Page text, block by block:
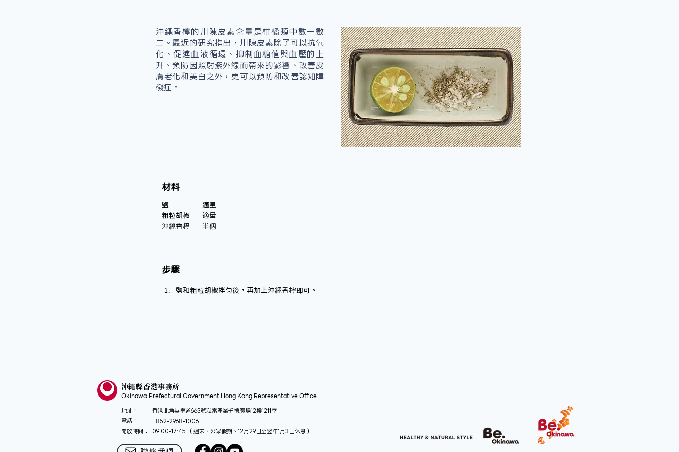
沖繩香檸的川陳皮素含量是柑橘類中數一數
二。最近的研究指出，川陳皮素除了可以抗氧
化、促進血液循環、抑制血糖值與血壓的上
升、預防因照射紫外線而帶來的影響、改善皮
膚老化和美白之外，更可以預防和改善認知障
礙症。
材料
鹽		適量
粗粒胡椒	適量
沖繩香檸	半個
步驟
鹽和粗粒胡椒拌勻後，再加上沖繩香檸即可。
沖繩縣香港事務所
Okinawa Prefectural Government Hong Kong Representative Office​
地址：
電話：
開放時間：
香港北角英皇道663號泓富產業千禧廣場12樓1211室
​+852-2968-1006
09:00-17:45 （週末、公眾假期、12月29日至翌年1月3日休息）